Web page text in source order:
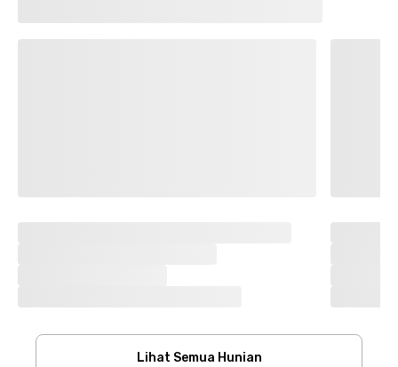
Lihat Semua Hunian